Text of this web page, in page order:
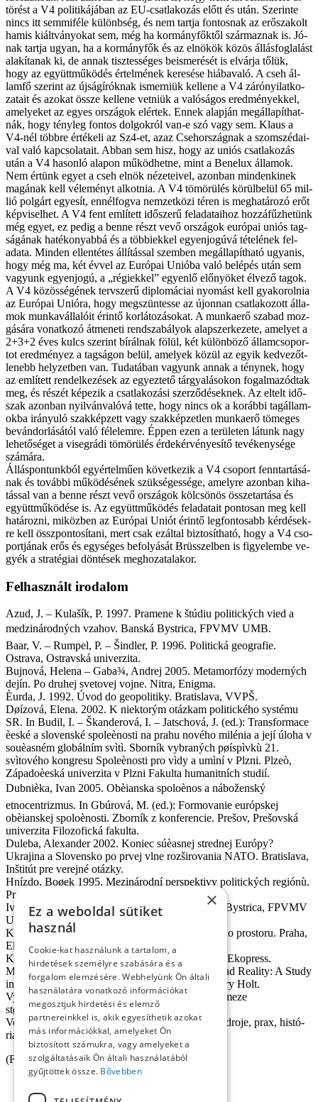
tö­rést a V4 po­li­ti­ká­já­ban az EU-csatlakozás előtt és után. Sze­rin­te
nincs itt sem­mi­fé­le kü­lönb­ség, és nem tart­ja fon­tos­nak az erő­sza­kolt
ha­mis ki­ált­vá­nyo­kat sem, még ha kor­mány­fők­től szár­maz­nak is. Jó­
nak tart­ja ugyan, ha a kor­mány­fők és az el­nö­kök kö­zös ál­lás­fog­la­lást
ala­kí­ta­nak ki, de an­nak tisz­tes­sé­ges be­is­me­ré­sét is el­vár­ja tő­lük,
hogy az együtt­mű­kö­dés ér­tel­mé­nek ke­re­sé­se hi­á­ba­va­ló. A cseh ál­
lam­fő sze­rint az új­ság­írók­nak is­mer­ni­ük kel­le­ne a V4 zá­ró­nyi­lat­ko­
za­ta­it és azo­kat ös­­sze kel­le­ne vet­ni­ük a va­ló­sá­gos ered­mé­nyek­kel,
ame­lye­ket az egyes or­szá­gok el­ér­tek. En­nek alap­ján meg­ál­la­pít­hat­
nák, hogy tény­leg fon­tos dol­gok­ról van-e szó vagy sem. Klaus a
V4-nél több­re ér­té­ke­li az Sz4-et, az­az Cseh­or­szág­nak a szom­szé­da­i­
val va­ló kap­cso­la­ta­it. Ab­ban sem hisz, hogy az uni­ós csat­la­ko­zás
után a V4 ha­son­ló ala­pon mű­köd­het­ne, mint a Be­ne­lux ál­la­mok.
Nem ér­tünk egyet a cseh el­nök né­ze­te­i­vel, azonban min­den­ki­nek
ma­gá­nak kell vé­le­ményt al­kot­nia. A V4 tö­mö­rü­lés kö­rül­be­lül 65 mil­
lió pol­gárt egye­sít, en­nél­fog­va nem­zet­kö­zi té­ren is meg­ha­tá­ro­zó erőt
kép­vi­sel­het. A V4 fent em­lí­tett idő­sze­rű fel­ada­ta­i­hoz hoz­zá­fűz­he­tünk
még egyet, ez pe­dig a ben­ne részt ve­vő or­szá­gok eu­ró­pai uni­ós tag­
sá­gá­nak ha­té­ko­nyab­bá és a töb­bi­ek­kel egyen­jo­gú­vá té­te­lé­nek fel­
ada­ta. Min­den el­len­té­tes ál­lí­tás­sal szem­ben meg­ál­la­pít­ha­tó ugyan­is,
hogy még ma, két év­vel az Eu­ró­pai Uni­ó­ba va­ló be­lé­pés után sem
va­gyunk egyen­jo­gú, a „ré­gi­ek­kel” egyen­lő elő­nyö­ket él­ve­ző ta­gok.
A V4 kö­zös­sé­gé­nek terv­sze­rű dip­lo­má­ci­ai nyo­mást kell gya­ko­rol­nia
az Eu­ró­pai Uni­ó­ra, hogy meg­szün­tes­se az újon­nan csat­la­ko­zott ál­la­
mok mun­ka­vál­la­ló­it érin­tő kor­lá­to­zá­so­kat. A mun­ka­erő sza­bad moz­
gá­sá­ra vo­nat­ko­zó át­me­ne­ti rend­sza­bály­ok alap­szer­ke­ze­te, ame­lyet a
2+3+2 éves kulcs sze­rint bí­rál­nak fölül, két kü­lön­bö­ző ál­lam­cso­por­
tot ered­mé­nyez a tag­sá­gon be­lül, ame­lyek kö­zül az egyik ked­ve­zőt­
le­nebb hely­zet­ben van. Tu­da­tá­ban va­gyunk an­nak a tény­nek, hogy
az em­lí­tett ren­del­ke­zé­sek az egyez­te­tő tár­gya­lá­so­kon fo­gal­ma­zód­tak
meg, és ré­szét ké­pe­zik a csat­la­ko­zá­si szer­ző­dé­sek­nek. Az el­telt idő­
szak azon­ban nyil­ván­va­ló­vá tet­te, hogy nincs ok a ko­ráb­bi tag­ál­lam­
ok­ba irá­nyu­ló szak­kép­zett vagy szak­kép­zet­len mun­ka­erő tö­me­ges
be­ván­dor­lá­sá­tól va­ló fé­le­lem­re. Ép­pen ezen a te­rü­le­ten lá­tunk nagy
le­he­tő­sé­get a vi­seg­rá­di tö­mö­rü­lés ér­dek­ér­vé­nye­sí­tő te­vé­keny­sé­ge
szá­má­ra.
Ál­lás­pon­tunk­ból egy­ér­tel­mű­en kö­vet­ke­zik a V4 cso­port fenn­tar­tá­sá­
nak és to­váb­bi mű­kö­dé­sé­nek szük­sé­ges­sé­ge, amely­re azon­ban ki­ha­
tás­sal van a ben­ne részt ve­vő or­szá­gok köl­csö­nös ös­­sze­tar­tá­sa és
együtt­mű­kö­dé­se is. Az együtt­mű­kö­dés fel­ada­ta­it pon­to­san meg kell
ha­tá­roz­ni, mi­köz­ben az Eu­ró­pai Uni­ót érin­tő leg­fon­to­sabb kér­dé­sek­
re kell össz­pon­to­sí­ta­ni, mert csak ez­ál­tal biz­to­sít­ha­tó, hogy a V4 cso­
port­já­nak erős és egy­sé­ges be­fo­lyá­sát Brüs­­szel­ben is fi­gye­lem­be ve­
gyék a stra­té­gi­ai dön­té­sek meg­ho­za­ta­la­kor.
Fel­hasz­nált iro­da­lom
Azud, J. – Kulašík, P. 1997. Pramene k štúdiu politických vied a
medzinárodných vzahov. Banská Bystrica, FPVMV UMB.
Baar, V. – Rumpel, P. – Šindler, P. 1996. Politická geografie.
Ostrava, Ostravská univerzita.
Bujnová, Helena – Gaba¾, Andrej 2005. Metamorfózy moderných
dejín. Po druhej svetovej vojne. Nitra, Enig­ma.
Èurda, J. 1992. Úvod do geopolitiky. Bratislava, VVPŠ.
Døízová, Elena. 2002. K niektorým otázkam politického systému
SR. In Budil, I. – Škanderová, I. – Jatschová, J. (ed.): Transformace
èeské a slovenské spoleènosti na prahu nového milénia a její úloha v
souèasném globálním svìtì. Sborník vybraných pøíspìvkù 21.
svìtového kongresu Spoleènosti pro vìdy a umìní v Plzni. Plzeò,
Západoèeská univerzita v Plzni Fa­kul­ta humanitních studií.
Dubnièka, Ivan 2005. Obèianska spoloènos a náboženský
etnocentrizmus. In Gbúrová, M. (ed.): Formovanie európskej
obèianskej spoloènosti. Zborník z konferencie. Prešov, Prešovská
univerzita Filozofická fa­kul­ta.
Duleba, Ale­xan­der 2002. Koniec súèasnej strednej Európy?
Ukrajina a Slovensko po prvej vlne rozširovania NA­TO. Bratislava,
Inštitút pre verejné otázky.
Hnízdo, Boøek 1995. Mezinárodní perspektivy politických regiónù.
Praha, ISE.
Ivanièka, K. 1997. Základy synergetiky. Banská Bystrica, FPVMV
UMB.
Krejèí, Oskar 2000. Geo­po­li­ti­ka støedoevropského prostoru. Praha,
Ekopress.
Krejèí, Oskar 2001. Mezinárodní po­li­ti­ka. Praha, Ekopress.
Mackinder, Halford J. 1919. Democratic Ideals and Reality: A Study
in the Politics of Reconstruction. New York, Hen­ry Holt.
Vykoukal, Jiøí et al. 2003. Vi­seg­rád. Možnosti a me­ze
støedoevropské spolupráce. Praha, Dokoøán.
Volner, Štefan 2004. Geo­po­li­ti­ka. Me­to­do­ló­gia, zdroje, prax, his­tó­
ria. Zvolen, Bratia Sabovci.
(For­dí­tot­ta Szentandrási Ti­bor)
×
Ez a weboldal sütiket
használ
Cookie-kat használunk a tartalom, a
hirdetések személyre szabására és a
forgalom elemzésére. Webhelyünk Ön általi
használatára vonatkozó információkat
megosztjuk hirdetési és elemző
partnereinkkel is, akik egyesíthetik azokat
más információkkal, amelyeket Ön
biztosított számukra, vagy amelyeket a
szolgáltatásaik Ön általi használatából
gyűjtöttek össze. Bővebben